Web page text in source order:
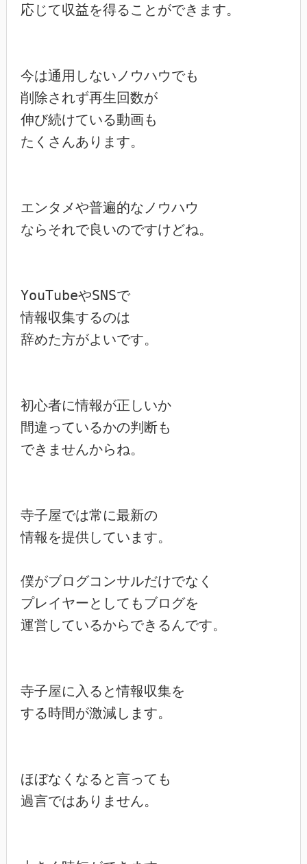
応じて収益を得ることができます。
今は通用しないノウハウでも
削除されず再生回数が
伸び続けている動画も
たくさんあります。
エンタメや普遍的なノウハウ
ならそれで良いのですけどね。
YouTubeやSNSで
情報収集するのは
辞めた方がよいです。
初心者に情報が正しいか
間違っているかの判断も
できませんからね。
寺子屋では常に最新の
情報を提供しています。
僕がブログコンサルだけでなく
プレイヤーとしてもブログを
運営しているからできるんです。
寺子屋に入ると情報収集を
する時間が激減します。
ほぼなくなると言っても
過言ではありません。